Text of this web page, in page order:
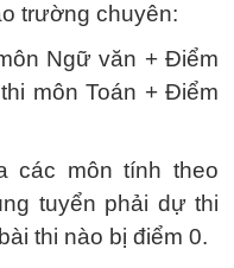
trường chuyên:
Ngữ văn + Điểm
môn Toán + Điểm
các môn tính theo
tuyển phải dự thi
thi nào bị điểm 0.